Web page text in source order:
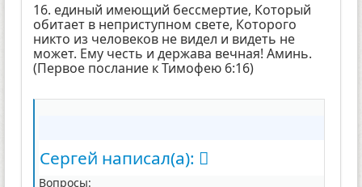
16. единый имеющий бессмертие, Который
обитает в неприступном свете, Которого
никто из человеков не видел и видеть не
может. Ему честь и держава вечная! Аминь.
(Первое послание к Тимофею 6:16)
Сергей написал(а):
Вопросы: